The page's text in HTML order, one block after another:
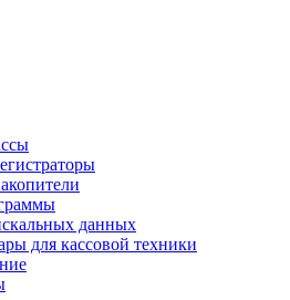
данных
для кассовой техники